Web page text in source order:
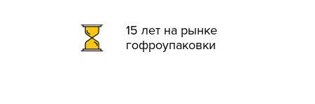
15 лет на рынке
гофроупаковки